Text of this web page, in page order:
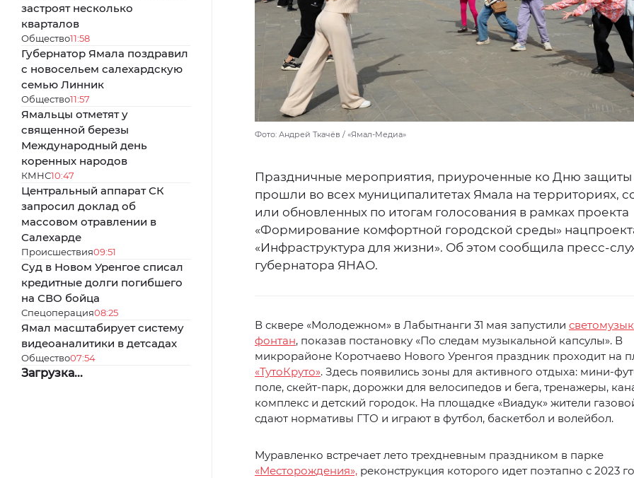
застроят несколько
кварталов
Общество11:58
Губернатор Ямала поздравил
с новосельем салехардскую
семью Линник
Общество11:57
Ямальцы отметят у
священной березы
Международный день
коренных народов
КМНС10:47
Центральный аппарат СК
запросил доклад об
массовом отравлении в
Салехарде
Происшествия09:51
Суд в Новом Уренгое списал
кредитные долги погибшего
на СВО бойца
Спецоперация08:25
Ямал масштабирует систему
видеоаналитики в детсадах
Общество07:54
Загрузка...
Фото: Андрей Ткачёв / «Ямал-Медиа»
Праздничные мероприятия, приуроченные ко Дню защиты
прошли во всех муниципалитетах Ямала на территориях,
или обновленных по итогам голосования в рамках проекта
«Формирование комфортной городской среды»
«Инфраструктура для жизни». Об этом сообщила пресс-
губернатора ЯНАО.
В сквере «Молодежном» в Лабытнанги 31 мая запустили
фонтан, показав постановку «По следам музыкальной капсулы». В
микрорайоне Коротчаево Нового Уренгоя праздник проходит на
«ТутоКруто». Здесь появились зоны для активного отдыха:
поле, скейт‑парк, дорожки для велосипедов и бега, тренажеры,
комплекс и детский городок. На площадке «Виадук» жители
сдают нормативы ГТО и играют в футбол, баскетбол и волейбол.
Муравленко встречает лето трехдневным праздником в парке
«Месторождения», реконструкция которого идет поэтапно с 2023